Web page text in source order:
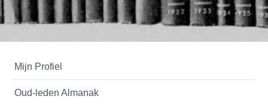
Mijn Profiel
Oud-leden Almanak